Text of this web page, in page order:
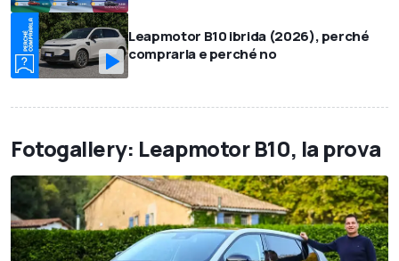
Leapmotor B10 ibrida (2026), perché
comprarla e perché no
Fotogallery: Leapmotor B10, la prova